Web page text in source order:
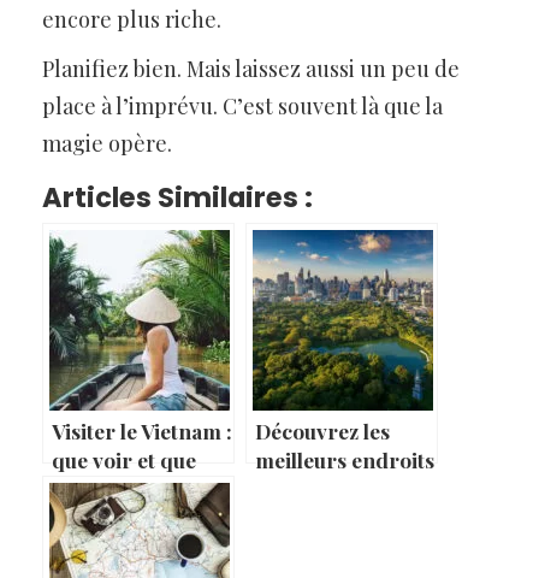
encore plus riche.
Planifiez bien. Mais laissez aussi un peu de
place à l’imprévu. C’est souvent là que la
magie opère.
Articles Similaires :
Visiter le Vietnam :
que voir et que
faire ?
Découvrez les
meilleurs endroits